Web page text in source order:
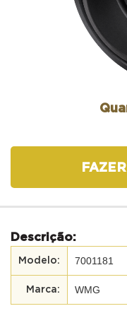
Descrição:
7001181
WMG